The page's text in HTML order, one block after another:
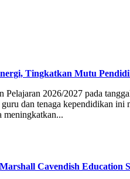
Tingkatkan Mutu
2026/2027 pada
dan tenaga kependidikan
meningkatkan...
Cavendish Education